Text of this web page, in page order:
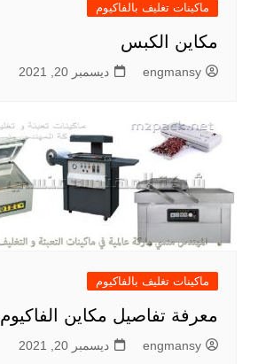
ماكينات تغليف بالفاكيوم
مكاين الكبس
engmansy ديسمبر 20, 2021
ماكينات تغليف بالفاكيوم
معرفة تفاصيل مكاين الفاكيوم
engmansy ديسمبر 20, 2021